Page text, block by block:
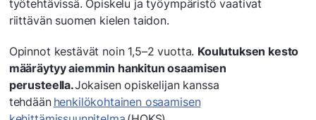
työtehtävissä. Opiskelu ja työympäristö vaativat
riittävän suomen kielen taidon.
Opinnot kestävät noin 1,5–2 vuotta. Koulutuksen kesto
määräytyy aiemmin hankitun osaamisen
perusteella.Jokaisen opiskelijan kanssa
tehdään henkilökohtainen osaamisen